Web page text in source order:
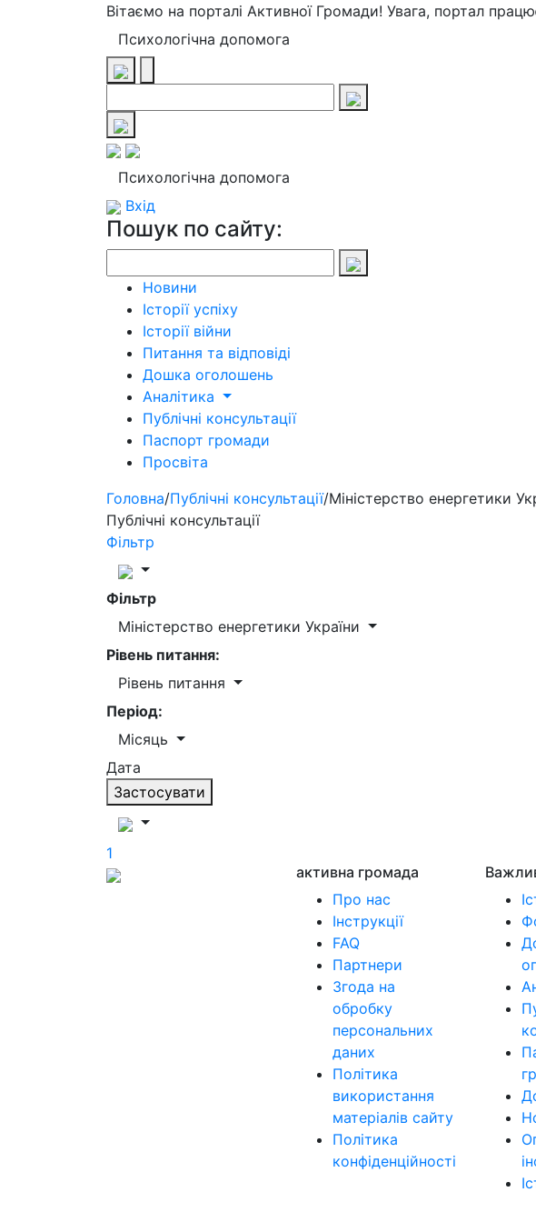
Вітаємо на порталі Активної Громади! Увага, портал
Психологічна допомога
Психологічна допомога
Вхід
Пошук по сайту:
Новини
Історії успіху
Історії війни
Питання та відповіді
Дошка оголошень
Аналітика
Публічні консультації
Паспорт громади
Просвіта
Головна/Публічні консультації/Міністерство енергетики
Публічні консультації
Фільтр
Фільтр
Міністерство енергетики України
Рівень питання:
Рівень питання
Період:
Місяць
Дата
Застосувати
1
активна громада
Про нас
Інструкції
FAQ
Партнери
Згода на
обробку
персональних
даних
Політика
використання
матеріалів сайту
Політика
конфіденційності